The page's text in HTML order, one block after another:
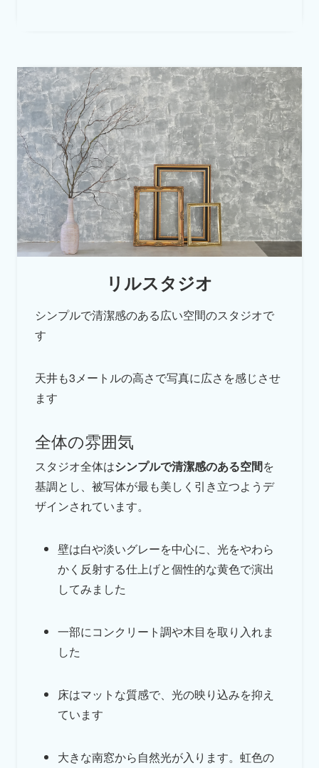
リルスタジオ
シンプルで清潔感のある広い空間のスタジオで
す
天井も3メートルの高さで写真に広さを感じさせ
ます
全体の雰囲気
スタジオ全体はシンプルで清潔感のある空間を
基調とし、被写体が最も美しく引き立つようデ
ザインされています。
壁は白や淡いグレーを中心に、光をやわら
かく反射する仕上げと個性的な黄色で演出
してみました
一部にコンクリート調や木目を取り入れま
した
床はマットな質感で、光の映り込みを抑え
ています
大きな南窓から自然光が入ります。虹色の